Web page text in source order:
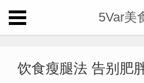
5Var美
饮食瘦腿法 告别肥